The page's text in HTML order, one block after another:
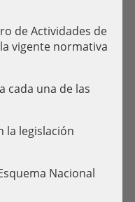
de Actividades de
vigente normativa
cada una de las
la legislación
Nacional